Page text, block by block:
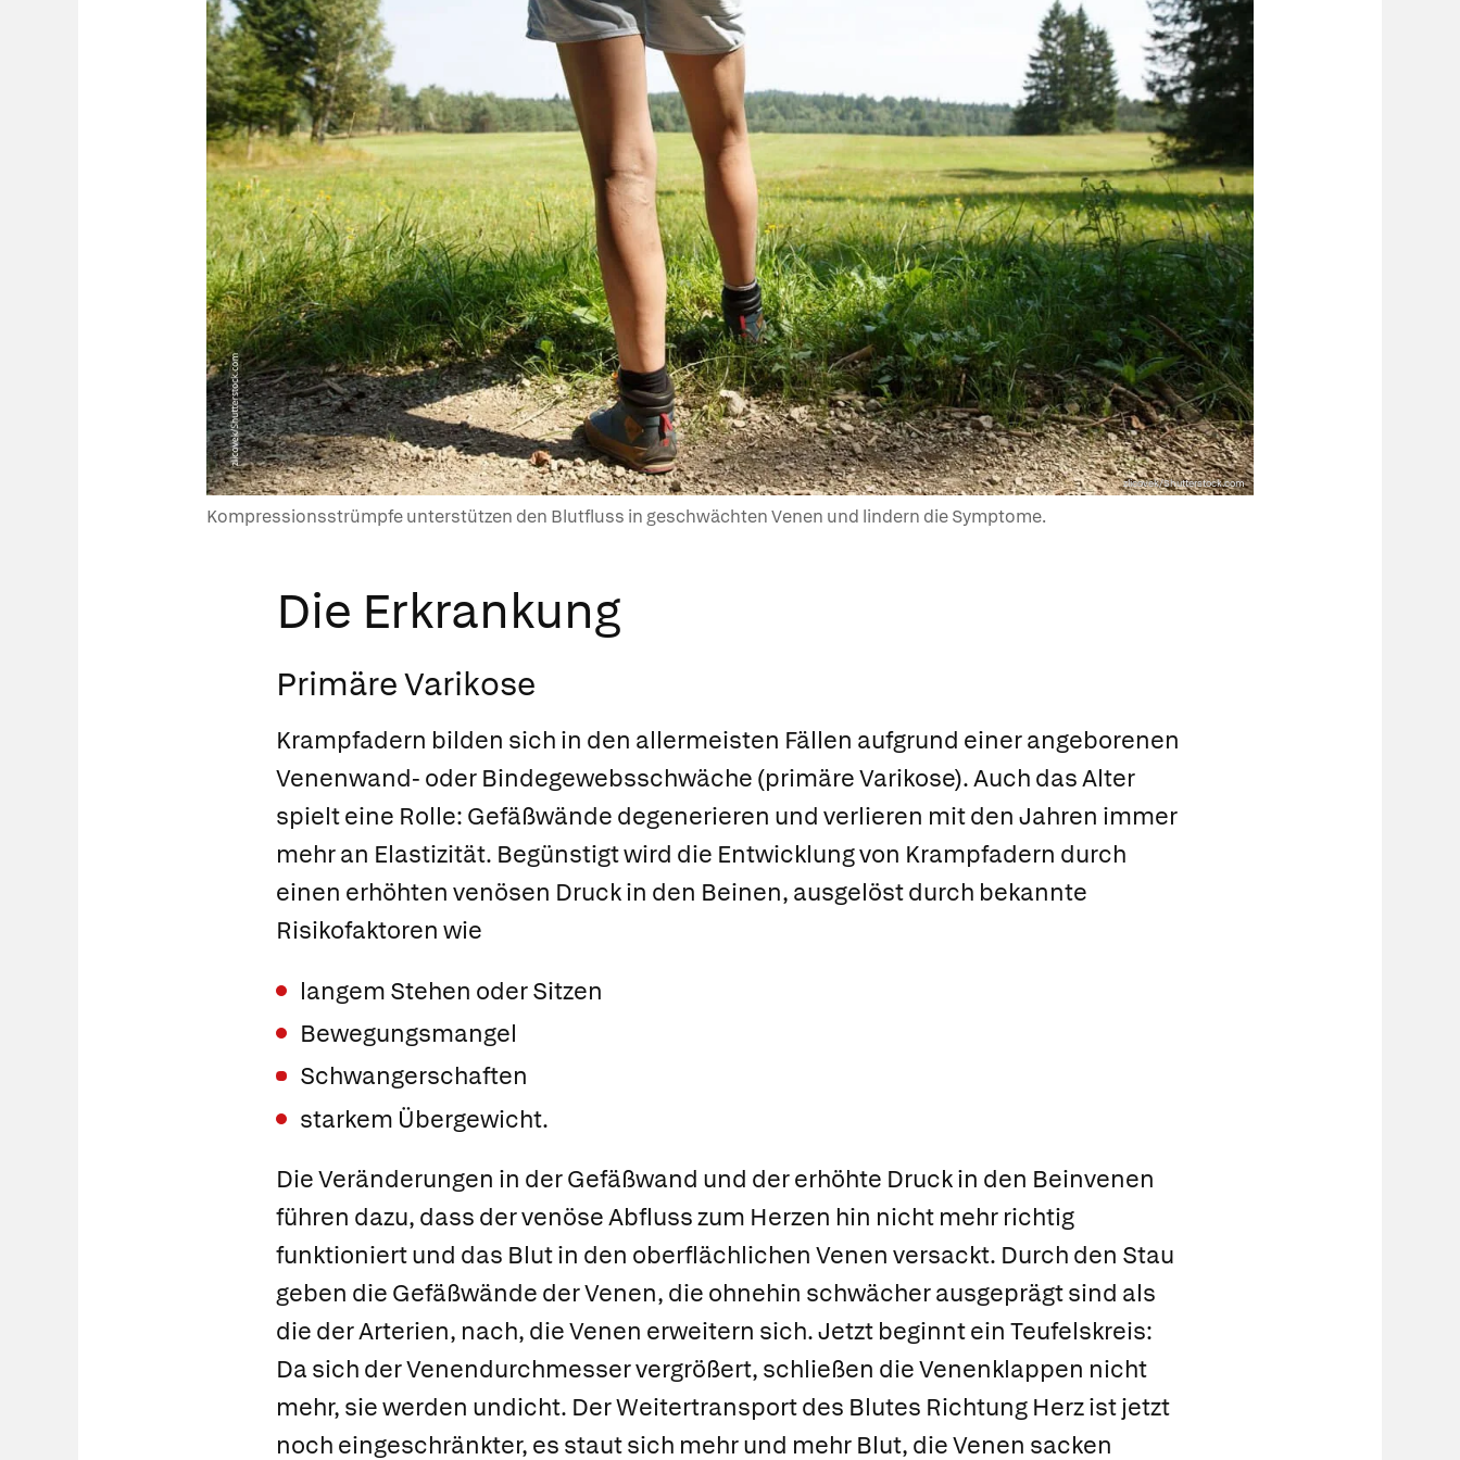
zlicovek/Shutterstock.com
Kompressionsstrümpfe unterstützen den Blutfluss in geschwächten Venen und lindern die Symptome.
Die Erkrankung
Primäre Varikose
Krampfadern bilden sich in den allermeisten Fällen aufgrund einer angeborenen
Venenwand- oder Bindegewebsschwäche (primäre Varikose). Auch das Alter
spielt eine Rolle: Gefäßwände degenerieren und verlieren mit den Jahren immer
mehr an Elastizität. Begünstigt wird die Entwicklung von Krampfadern durch
einen erhöhten venösen Druck in den Beinen, ausgelöst durch bekannte
Risikofaktoren wie
langem Stehen oder Sitzen
Bewegungsmangel
Schwangerschaften
starkem Übergewicht.
Die Veränderungen in der Gefäßwand und der erhöhte Druck in den Beinvenen
führen dazu, dass der venöse Abfluss zum Herzen hin nicht mehr richtig
funktioniert und das Blut in den oberflächlichen Venen versackt. Durch den Stau
geben die Gefäßwände der Venen, die ohnehin schwächer ausgeprägt sind als
die der Arterien, nach, die Venen erweitern sich. Jetzt beginnt ein Teufelskreis:
Da sich der Venendurchmesser vergrößert, schließen die Venenklappen nicht
mehr, sie werden undicht. Der Weitertransport des Blutes Richtung Herz ist jetzt
noch eingeschränkter, es staut sich mehr und mehr Blut, die Venen sacken